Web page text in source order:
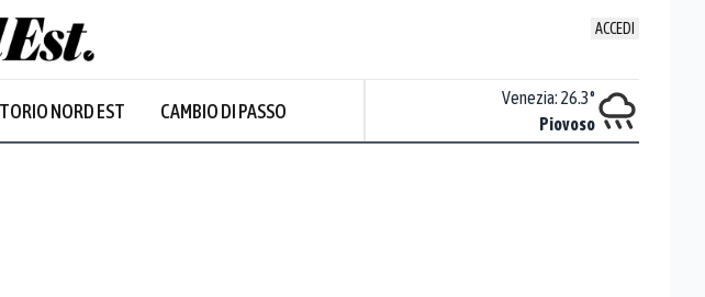
ACCEDI
NORD EST CAMBIO DI PASSO
Nuvoloso
Venezia: 26.3°
Piovoso